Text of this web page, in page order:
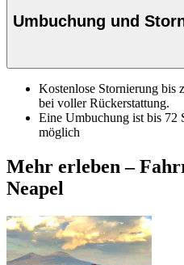
Umbuchung und
Kostenlose Stornierung bis
bei voller Rückerstattung.
Eine Umbuchung ist bis 72
möglich
Mehr erleben –
Neapel